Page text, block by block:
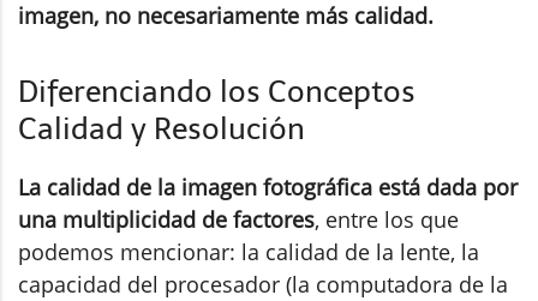
imagen, no necesariamente más calidad.
Diferenciando los Conceptos
Calidad y Resolución
La calidad de la imagen fotográfica está dada por
una multiplicidad de factores, entre los que
podemos mencionar: la calidad de la lente, la
capacidad del procesador (la computadora de la